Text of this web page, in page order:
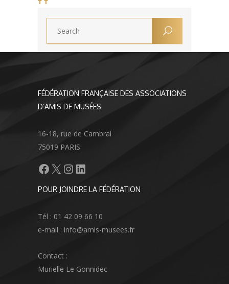
FÉDÉRATION FRANÇAISE DES ASSOCIATIONS
D’AMIS DE MUSÉES
16-18, rue de Cambrai
75019 PARIS
Facebook
X Instagram
LinkedIn
POUR JOINDRE LA FÉDÉRATION
Tél : 01 42 09 66 10
e-mail : info@amis-musees.fr
Contact :
Murielle Le Gonnidec